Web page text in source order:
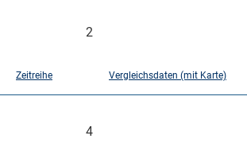
2
Zeitreihe Vergleichsdaten (mit Karte)
4